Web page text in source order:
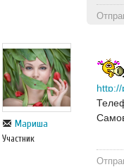
Мариша
Участник